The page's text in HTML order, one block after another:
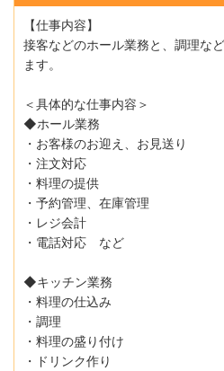
【仕事内容】
接客などのホール業務と、調理な
ます。
＜具体的な仕事内容＞
◆ホール業務
・お客様のお迎え、お見送り
・注文対応
・料理の提供
・予約管理、在庫管理
・レジ会計
・電話対応 など
◆キッチン業務
・料理の仕込み
・調理
・料理の盛り付け
・ドリンク作り